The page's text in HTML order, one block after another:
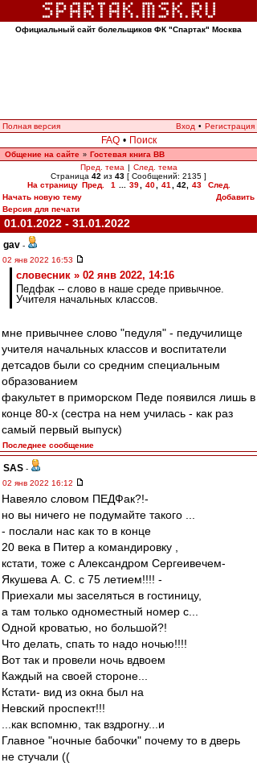
Официальный сайт болельщиков ФК "Спартак" Москва
Полная версия Вход • Регистрация
FAQ • Поиск
Общение на сайте » Гостевая книга ВВ
Пред. тема | След. тема
Страница 42 из 43 [ Сообщений: 2135 ]
На страницу Пред. 1 39 40 41 42 43
След.
Начать новую тему
Добавить
Версия для печати
01.01.2022 - 31.01.2022
gav -
02 янв 2022 16:53
словесник » 02 янв 2022, 14:16
Педфак -- слово в наше среде привычное.
Учителя начальных классов.
мне привычнее слово "педуля" - педучилище
учителя начальных классов и воспитатели
детсадов были со средним специальным
образованием
факультет в приморском Педе появился лишь в
конце 80-х (сестра на нем училась - как раз
самый первый выпуск)
Последнее сообщение
SAS -
02 янв 2022 16:12
Навеяло словом ПЕДФак?!-
но вы ничего не подумайте такого ...
- послали нас как то в конце
20 века в Питер а командировку ,
кстати, тоже с Александром Сергеивечем-
Якушева А. С. с 75 летием!!!! -
Приехали мы заселяться в гостиницу,
а там только одноместный номер с...
Одной кроватью, но большой?!
Что делать, спать то надо ночью!!!!
Вот так и провели ночь вдвоем
Каждый на своей стороне...
Кстати- вид из окна был на
Невский проспект!!!
...как вспомню, так вздрогну...и
Главное "ночные бабочки" почему то в дверь
не стучали ((